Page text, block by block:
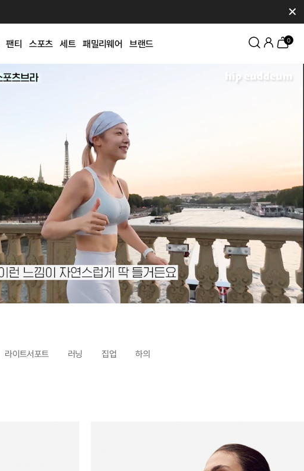
✕
팬티 스포츠 세트 패밀리웨어 브랜드 0
라이트서포트 러닝 집업 하의